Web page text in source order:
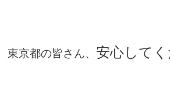
東京都の皆さん、 安心して